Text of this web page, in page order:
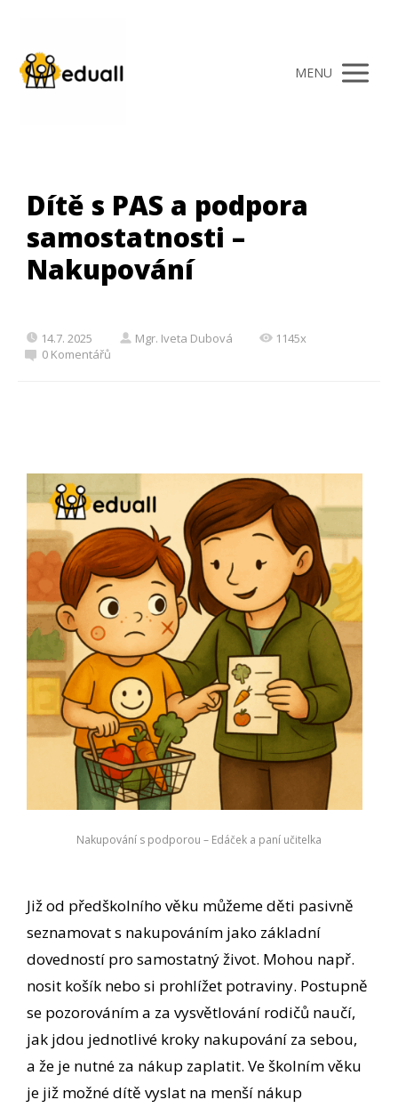
MENU
Dítě s PAS a podpora
samostatnosti –
Nakupování
14.7. 2025 Mgr. Iveta Dubová
1145x
0 Komentářů
Nakupování s podporou – Edáček a paní učitelka
Již od předškolního věku můžeme děti pasivně
seznamovat s nakupováním jako základní
dovedností pro samostatný život. Mohou např.
nosit košík nebo si prohlížet potraviny. Postupně
se pozorováním a za vysvětlování rodičů naučí,
jak jdou jednotlivé kroky nakupování za sebou,
a že je nutné za nákup zaplatit. Ve školním věku
je již možné dítě vyslat na menší nákup